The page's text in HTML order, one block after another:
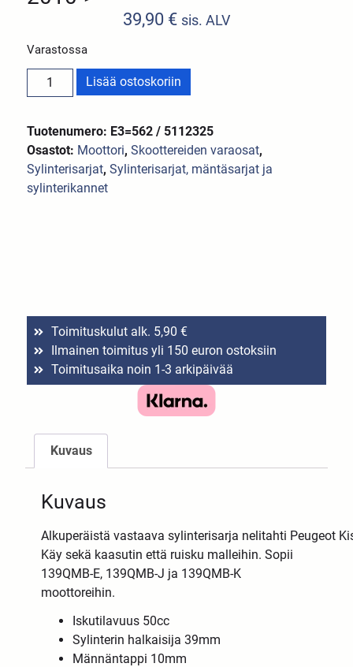
39,90 € sis. ALV
Varastossa
Lisää ostoskoriin
Tuotenumero: E3=562 / 5112325
Osastot: Moottori,Skoottereiden varaosat,
Sylinterisarjat,Sylinterisarjat, mäntäsarjat ja
sylinterikannet
Toimituskulut alk. 5,90 €
Ilmainen toimitus yli 150 euron ostoksiin
Toimitusaika noin 1-3 arkipäivää
Kuvaus
Kuvaus
Alkuperäistä vastaava sylinterisarja nelitahti Peugeot
Käy sekä kaasutin että ruisku malleihin. Sopii
139QMB-E, 139QMB-J ja 139QMB-K
moottoreihin.
Iskutilavuus 50cc
Sylinterin halkaisija 39mm
Männäntappi 10mm